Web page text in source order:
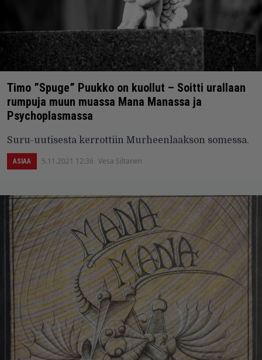
Timo ”Spuge” Puukko on kuollut – Soitti urallaan
rumpuja muun muassa Mana Manassa ja
Psychoplasmassa
Suru-uutisesta kerrottiin Murheenlaakson somessa.
ASIAA 5.11.2021 12:36 Vesa Siltanen